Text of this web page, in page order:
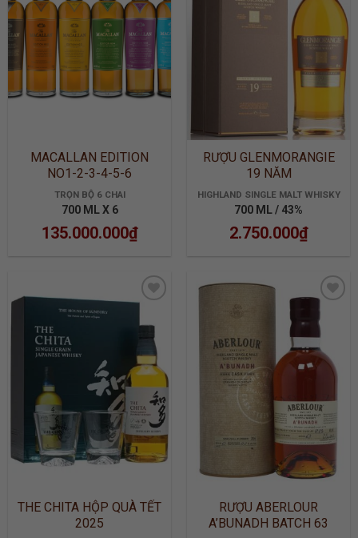
WISHLIST
MACALLAN EDITION
NO1-2-3-4-5-6
TRỌN BỘ 6 CHAI
700 ML X 6
135.000.000₫
WISHLIST
RƯỢU GLENMORANGIE
19 NĂM
HIGHLAND SINGLE MALT WHISKY
700 ML / 43%
2.750.000₫
WISHLIST
THE CHITA HỘP QUÀ TẾT
2025
ADD TO
WISHLIST
RƯỢU ABERLOUR
A’BUNADH BATCH 63